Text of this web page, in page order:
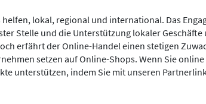
helfen, lokal, regional und international. Das
Stelle und die Unterstützung lokaler
erfährt der Online-Handel einen stetigen
setzen auf Online-Shops. Wenn Sie
unterstützen, indem Sie mit unseren